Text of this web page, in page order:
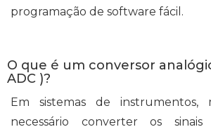
programação de software fácil.
O que é um conversor
ADC )?
Em sistemas de instrumentos,
necessário converter os sinais